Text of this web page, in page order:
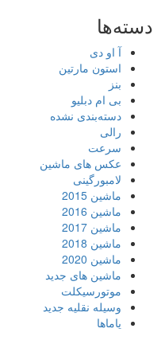
دسته‌ها
آ او دی
استون مارتین
بنز
بی ام دبلیو
دسته‌بندی نشده
رالی
سرعت
عکس های ماشین
لامبورگینی
ماشین 2015
ماشین 2016
ماشین 2017
ماشین 2018
ماشین 2020
ماشین های جدید
موتورسیکلت
وسیله نقلیه جدید
یاماها